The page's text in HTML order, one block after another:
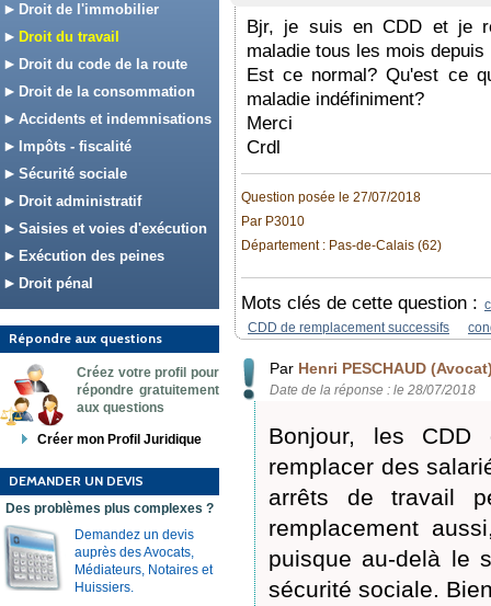
Droit de l'immobilier
Droit du travail
Droit du code de la route
Droit de la consommation
Accidents et indemnisations
Impôts - fiscalité
Sécurité sociale
Droit administratif
Saisies et voies d'exécution
Exécution des peines
Droit pénal
Répondre aux questions
Créez votre profil pour
répondre gratuitement
aux questions
Créer mon Profil Juridique
DEMANDER UN DEVIS
Des problèmes plus complexes ?
Demandez un devis
auprès des Avocats,
Médiateurs, Notaires et
Huissiers.
Bjr, je suis en CDD et je
maladie tous les mois depuis
Est ce normal? Qu'est ce
maladie indéfiniment?
Merci
Crdl
Question posée le 27/07/2018
Par P3010
Département : Pas-de-Calais (62)
Mots clés de cette question :
CDD de remplacement successifs
Par Henri PESCHAUD
Date de la réponse : le 28/07/2018
Bonjour, les CDD
remplacer des
arrêts de travail
remplacement
puisque au-delà le
sécurité sociale.